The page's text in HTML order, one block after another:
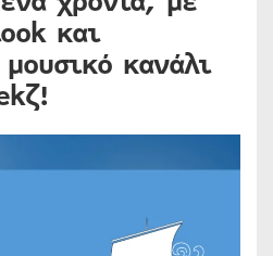
και
κανάλι